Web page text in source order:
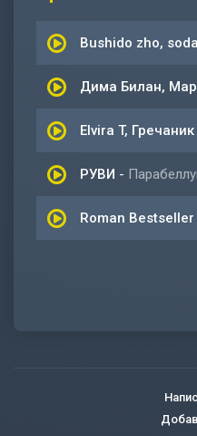
Bushido zho,
Дима Билан,
Elvira T, Гречаник
РУВИ -
Roman Bestseller